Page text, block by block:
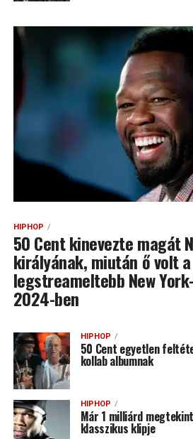
HIPHOP
50 Cent kinevezte magát
királyának, miután ő volt a
legstreameltebb New
2024-ben
HIPHOP
50 Cent egyetlen
kollab albumnak
HIPHOP
Már 1 milliárd
klasszikus klipje